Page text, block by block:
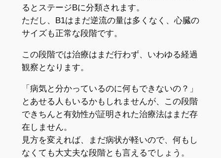
るとステージBに分類されます。
ただし、B1はまだ逆流の量は多くなく、心臓の
サイズも正常な段階です。
この段階では治療はまだ行わず、いわゆる経過
観察となります。
「病気と分かっているのに何もできないの？」
とあせる人もいるかもしれませんが、この段階
できちんと有効性が証明された治療法はまだ存
在しません。
見方を変えれば、まだ病状が軽いので、何もし
なくても大丈夫な段階とも言えるでしょう。